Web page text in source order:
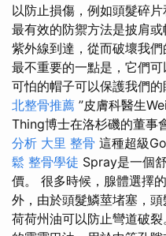
以防止損傷，例如頭髮碎
最有效的防禦方法是披肩
紫外線到達，從而破壞我們
最不重要的一點是，它們
可怕的帽子可以保護我們的
北整骨推薦 ”皮膚科醫生
Thing博士在洛杉磯的董事
分析 大里 整骨 這種超級
鬆 整骨學徒 Spray是一個
價。 很多時候，腺體選擇
外，由於頭髮鱗莖堵塞，
荷荷州油可以防止彎道破